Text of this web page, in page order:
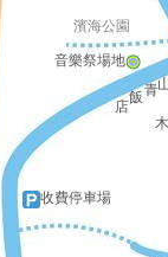
濱海公園
收費停車場
音樂祭場地
青
飯
店